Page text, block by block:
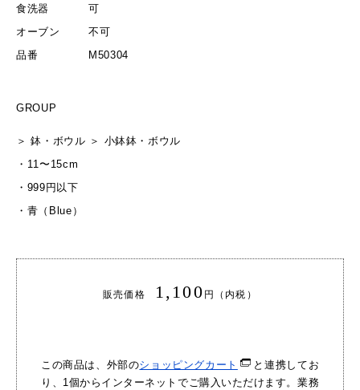
食洗器
可
オーブン
不可
品番
M50304
GROUP
＞鉢・ボウル ＞ 小鉢鉢・ボウル
・ 11〜15cm
・ 999円以下
・ 青（Blue）
販売価格 1,100 円（内税）
この商品は、外部のショッピングカート
と連携してお
り、1個からインターネットでご購入いただけます。業務